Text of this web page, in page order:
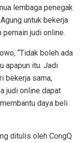
lembaga penegak
untuk bekerja
pemain judi online.
“Tidak boleh ada
apapun itu. Jadi
bekerja sama,
judi online dapat
daya beli
ditulis oleh CongQ